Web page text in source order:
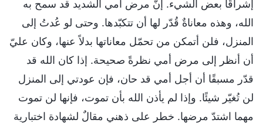
إشراقًا بعض الشيء. إنّ مرض أمي الشديد قد سمح به
الله، وهذه معاناةٌ قُدّر لها أن تتكبّدها. وحتى لو عُدتُ إلى
المنزل، فلن أتمكن من تحمّل معاناتها بدلاً عنها، وكان عليّ
أن أنظر إلى مرض أمي نظرةً صحيحة. إذا كان الله قد
قدّر مسبقًا أن أجل أمي قد حان، فإن عودتي إلى المنزل
لن تُغيّر شيئًا. وإذا لم يأذن الله بأن تموت، فإنها لن تموت
مهما اشتدّ مرضها. خطر على ذهني مقالٌ لشهادة اختبارية